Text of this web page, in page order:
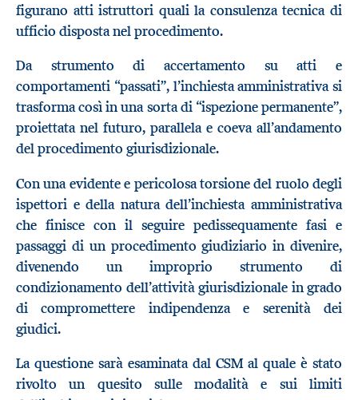
figurano atti istruttori quali la consulenza tecnica di
ufficio disposta nel procedimento.
Da strumento di accertamento su atti e
comportamenti “passati”, l’inchiesta amministrativa si
trasforma così in una sorta di “ispezione permanente”,
proiettata nel futuro, parallela e coeva all’andamento
del procedimento giurisdizionale.
Con una evidente e pericolosa torsione del ruolo degli
ispettori e della natura dell’inchiesta amministrativa
che finisce con il seguire pedissequamente fasi e
passaggi di un procedimento giudiziario in divenire,
divenendo un improprio strumento di
condizionamento dell’attività giurisdizionale in grado
di compromettere indipendenza e serenità dei
giudici.
La questione sarà esaminata dal CSM al quale è stato
rivolto un quesito sulle modalità e sui limiti